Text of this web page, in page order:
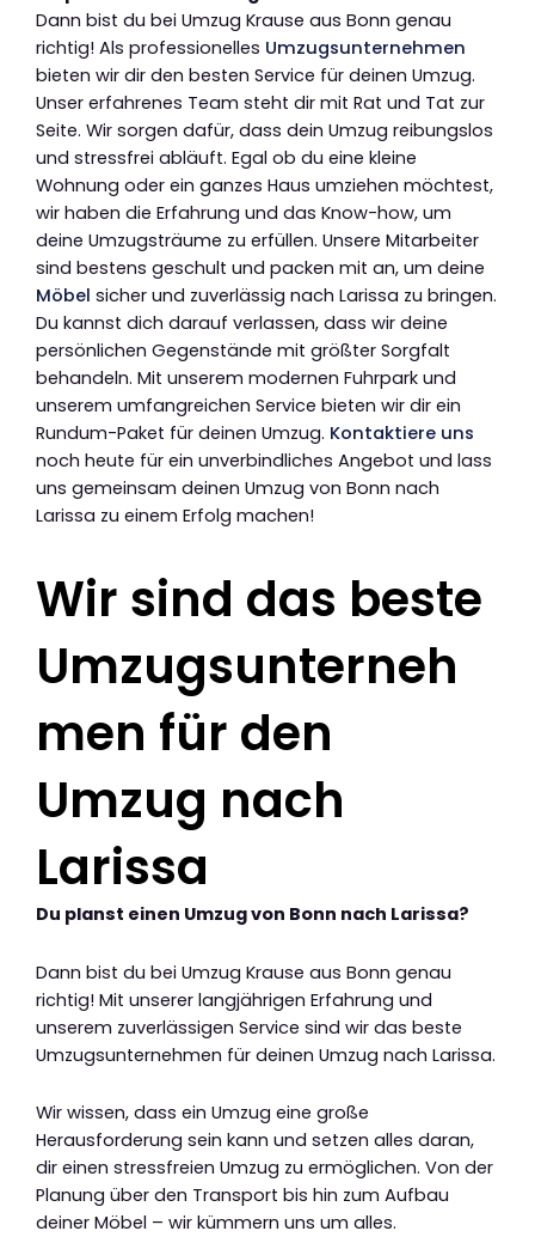
Dann bist du bei Umzug Krause aus Bonn genau
richtig! Als professionelles Umzugsunternehmen
bieten wir dir den besten Service für deinen Umzug.
Unser erfahrenes Team steht dir mit Rat und Tat zur
Seite. Wir sorgen dafür, dass dein Umzug reibungslos
und stressfrei abläuft. Egal ob du eine kleine
Wohnung oder ein ganzes Haus umziehen möchtest,
wir haben die Erfahrung und das Know-how, um
deine Umzugsträume zu erfüllen. Unsere Mitarbeiter
sind bestens geschult und packen mit an, um deine
Möbel sicher und zuverlässig nach Larissa zu bringen.
Du kannst dich darauf verlassen, dass wir deine
persönlichen Gegenstände mit größter Sorgfalt
behandeln. Mit unserem modernen Fuhrpark und
unserem umfangreichen Service bieten wir dir ein
Rundum-Paket für deinen Umzug. Kontaktiere uns
noch heute für ein unverbindliches Angebot und lass
uns gemeinsam deinen Umzug von Bonn nach
Larissa zu einem Erfolg machen!
Wir sind das beste
Umzugsunterneh
men für den
Umzug nach
Larissa
Du planst einen Umzug von Bonn nach Larissa?
Dann bist du bei Umzug Krause aus Bonn genau
richtig! Mit unserer langjährigen Erfahrung und
unserem zuverlässigen Service sind wir das beste
Umzugsunternehmen für deinen Umzug nach Larissa.
Wir wissen, dass ein Umzug eine große
Herausforderung sein kann und setzen alles daran,
dir einen stressfreien Umzug zu ermöglichen. Von der
Planung über den Transport bis hin zum Aufbau
deiner Möbel – wir kümmern uns um alles.